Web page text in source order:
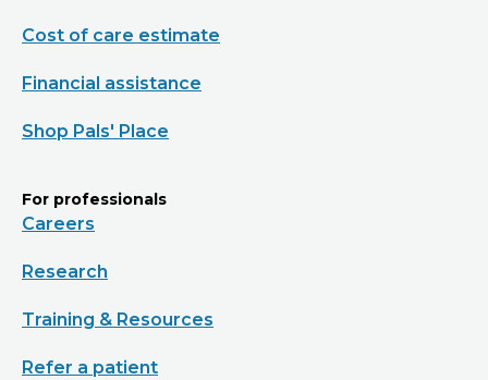
Cost of care estimate
Financial assistance
Shop Pals' Place
For professionals
Careers
Research
Training & Resources
Refer a patient